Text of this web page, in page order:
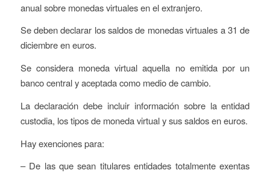
anual sobre monedas virtuales en el extranjero.
Se deben declarar los saldos de monedas virtuales a 31 de
diciembre en euros.
Se considera moneda virtual aquella no emitida por un
banco central y aceptada como medio de cambio.
La declaración debe incluir información sobre la entidad
custodia, los tipos de moneda virtual y sus saldos en euros.
Hay exenciones para:
– De las que sean titulares entidades totalmente exentas